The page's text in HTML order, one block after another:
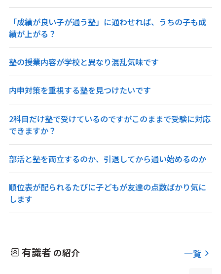
「成績が良い子が通う塾」に通わせれば、うちの子も成
績が上がる？
塾の授業内容が学校と異なり混乱気味です
内申対策を重視する塾を見つけたいです
2科目だけ塾で受けているのですがこのままで受験に対応
できますか？
部活と塾を両立するのか、引退してから通い始めるのか
順位表が配られるたびに子どもが友達の点数ばかり気に
します
有識者 の紹介 一覧